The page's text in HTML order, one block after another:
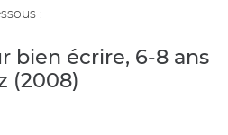
:
bien écrire, 6-8 ans
(2008)